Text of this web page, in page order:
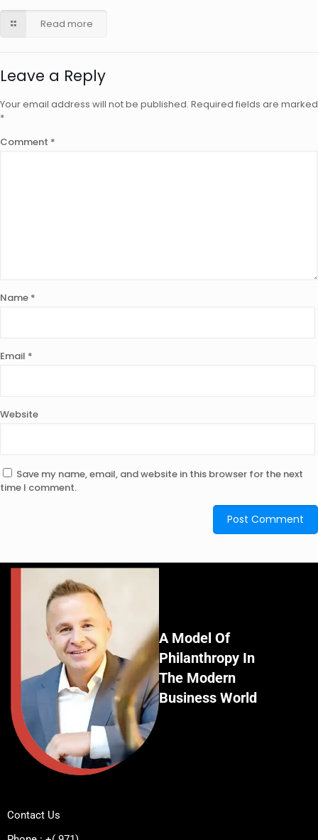
Read more
Leave a Reply
Your email address will not be published. Required fields are marked
*
Comment *
Name *
Email *
Website
Save my name, email, and website in this browser for the next
time I comment.
A Model Of
Philanthropy In
The Modern
Business World
Contact Us